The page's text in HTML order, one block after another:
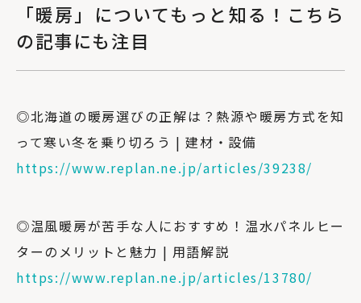
「暖房」についてもっと知る！こちら
の記事にも注目
◎北海道の暖房選びの正解は？熱源や暖房方式を知
って寒い冬を乗り切ろう | 建材・設備
https://www.replan.ne.jp/articles/39238/
◎温風暖房が苦手な人におすすめ！温水パネルヒー
ターのメリットと魅力 | 用語解説
https://www.replan.ne.jp/articles/13780/